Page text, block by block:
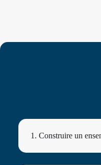
1. Construire un